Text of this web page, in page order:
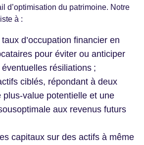
d’optimisation du patrimoine. Notre
à :
d’occupation financier en
pour éviter ou anticiper
résiliations ;
ciblés, répondant à deux
plus-value potentielle et une
aux revenus futurs
capitaux sur des actifs à même